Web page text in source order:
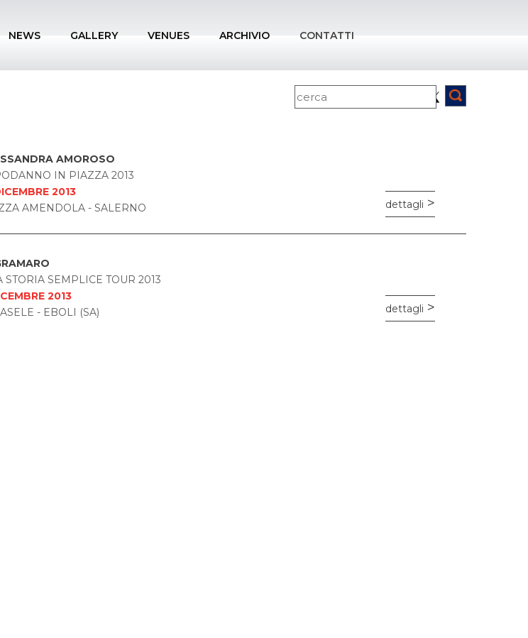
NEWS GALLERY VENUES ARCHIVIO CONTATTI
AMOROSO
IN PIAZZA 2013
2013
AMENDOLA - SALERNO
dettagli
STORIA SEMPLICE TOUR 2013
2013
- EBOLI (SA)
dettagli